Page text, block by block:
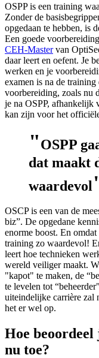
OSPP is een training
Zonder de
opgedaan te hebben, is
Een goede
CEH-Mastervan
daar leert en oefent. Je
werken en je
examen is na de
voorbereiding, zoals nu
je na OSPP, afhankelijk
kan zijn voor het
"OSPP
dat maakt
waardevol
OSCP is een van de
biz”. De opgedane
enorme boost. En
training zo waardevol!
leert hoe technieken
wereld veiliger maakt.
"kapot" te maken, de
te levelen tot
uiteindelijke carrière zal
het er wel op.
Hoe
nu toe?